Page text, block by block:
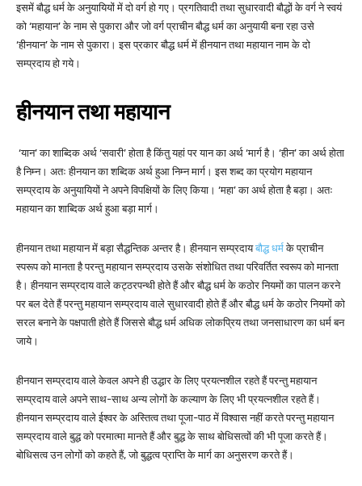
इसमें बौद्ध धर्म के अनुयायियों में दो वर्ग हो गए। प्रगतिवादी तथा सुधारवादी बौद्धों के वर्ग ने स्वयं
को ‘महायान’ के नाम से पुकारा और जो वर्ग प्राचीन बौद्ध धर्म का अनुयायी बना रहा उसे
‘हीनयान’ के नाम से पुकारा। इस प्रकार बौद्ध धर्म में हीनयान तथा महायान नाम के दो
सम्प्रदाय हो गये।
हीनयान तथा महायान
‘यान’ का शाब्दिक अर्थ ‘सवारी’ होता है किंतु यहां पर यान का अर्थ ‘मार्ग है। ‘हीन’ का अर्थ होता
है निम्न। अतः हीनयान का शब्दिक अर्थ हुआ निम्न मार्ग। इस शब्द का प्रयोग महायान
सम्प्रदाय के अनुयायियों ने अपने विपक्षियों के लिए किया। ‘महा’ का अर्थ होता है बड़ा। अतः
महायान का शाब्दिक अर्थ हुआ बड़ा मार्ग।
हीनयान तथा महायान में बड़ा सैद्धन्तिक अन्तर है। हीनयान सम्प्रदायबौद्ध धर्मके प्राचीन
स्परूप को मानता है परन्तु महायान सम्प्रदाय उसके संशोधित तथा परिवर्तित स्वरूप को मानता
है। हीनयान सम्प्रदाय वाले कट्ठरपन्थी होते हैं और बौद्ध धर्म के कठोर नियमों का पालन करने
पर बल देते हैं परन्तु महायान सम्प्रदाय वाले सुधारवादी होते हैं और बौद्ध धर्म के कठोर नियमों को
सरल बनाने के पक्षपाती होते हैं जिससे बौद्ध धर्म अधिक लोकप्रिय तथा जनसाधारण का धर्म बन
जाये।
हीनयान सम्प्रदाय वाले केवल अपने ही उद्धार के लिए प्रयत्नशील रहते हैं परन्तु महायान
सम्प्रदाय वाले अपने साथ-साथ अन्य लोगों के कल्याण के लिए भी प्रयत्नशील रहते हैं।
हीनयान सम्प्रदाय वाले ईश्वर के अस्तित्व तथा पूजा-पाठ में विश्वास नहीं करते परन्तु महायान
सम्प्रदाय वाले बुद्ध को परमात्मा मानते हैं और बुद्ध के साथ बोधिसत्वों की भी पूजा करते हैं।
बोधिसत्व उन लोगों को कहते हैं, जो बुद्धत्व प्राप्ति के मार्ग का अनुसरण करते हैं।